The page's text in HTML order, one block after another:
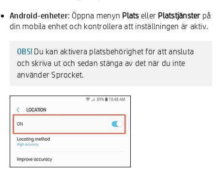
Android-enheter: Öppna menyn Platseller Platstjänster på
din mobila enhet och kontrollera att inställningen är aktiv.
OBS! Du kan aktivera platsbehörighet för att ansluta
och skriva ut och sedan stänga av det när du inte
använder Sprocket.